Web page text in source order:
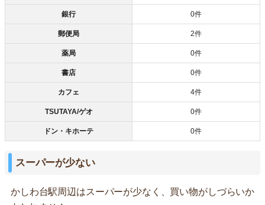
銀行 0件
郵便局 2件
薬局 0件
書店 0件
カフェ 4件
TSUTAYA/ゲオ 0件
ドン・キホーテ 0件
スーパーが少ない
かしわ台駅周辺はスーパーが少なく、買い物がしづらいか